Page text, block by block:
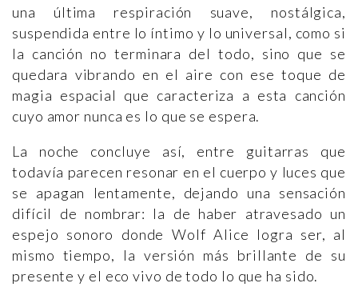
una última respiración suave, nostálgica,
suspendida entre lo íntimo y lo universal, como si
la canción no terminara del todo, sino que se
quedara vibrando en el aire con ese toque de
magia espacial que caracteriza a esta canción
cuyo amor nunca es lo que se espera.
La noche concluye así, entre guitarras que
todavía parecen resonar en el cuerpo y luces que
se apagan lentamente, dejando una sensación
difícil de nombrar: la de haber atravesado un
espejo sonoro donde Wolf Alice logra ser, al
mismo tiempo, la versión más brillante de su
presente y el eco vivo de todo lo que ha sido.